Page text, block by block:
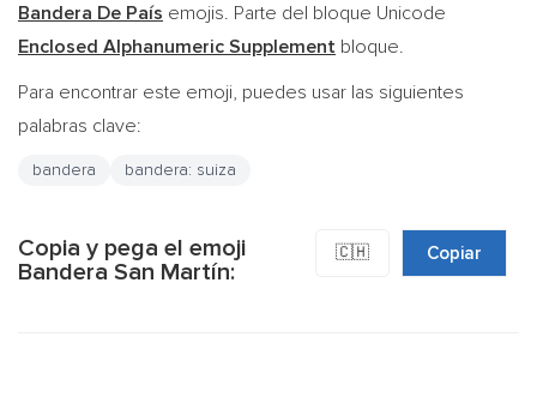
Bandera De País emojis. Parte del bloque Unicode
Enclosed Alphanumeric Supplement bloque.
Para encontrar este emoji, puedes usar las siguientes
palabras clave:
bandera bandera: suiza
Copia y pega el emoji
Bandera San Martín:
🇨🇭 Copiar